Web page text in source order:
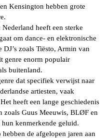
Kensington hebben grote
heeft een sterke
om dance- en elektronische
zoals Tiësto, Armin van
genre enorm populair
buitenland.
dat specifiek verwijst naar
artiesten, vaak
heeft een lange geschiedenis
zoals Guus Meeuwis, BLØF en
kenmerkende geluid.
de afgelopen jaren aan